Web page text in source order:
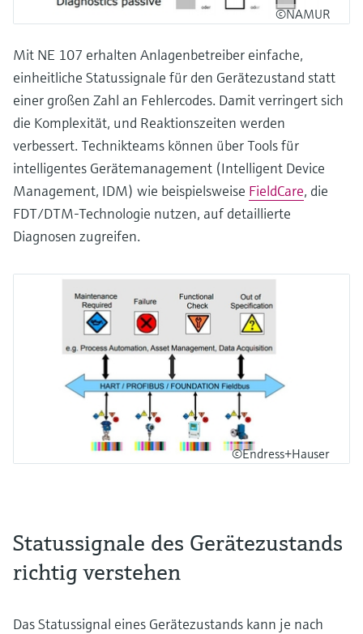
©NAMUR
Mit NE 107 erhalten Anlagenbetreiber einfache,
einheitliche Statussignale für den Gerätezustand statt
einer großen Zahl an Fehlercodes. Damit verringert sich
die Komplexität, und Reaktionszeiten werden
verbessert. Technikteams können über Tools für
intelligentes Gerätemanagement (Intelligent Device
Management, IDM) wie beispielsweise FieldCare, die
FDT/DTM-Technologie nutzen, auf detaillierte
Diagnosen zugreifen.
©Endress+Hauser
Statussignale des Gerätezustands
richtig verstehen
Das Statussignal eines Gerätezustands kann je nach